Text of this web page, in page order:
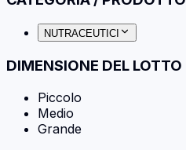
NUTRACEUTICI
DIMENSIONE DEL LOTTO
Piccolo
Medio
Grande